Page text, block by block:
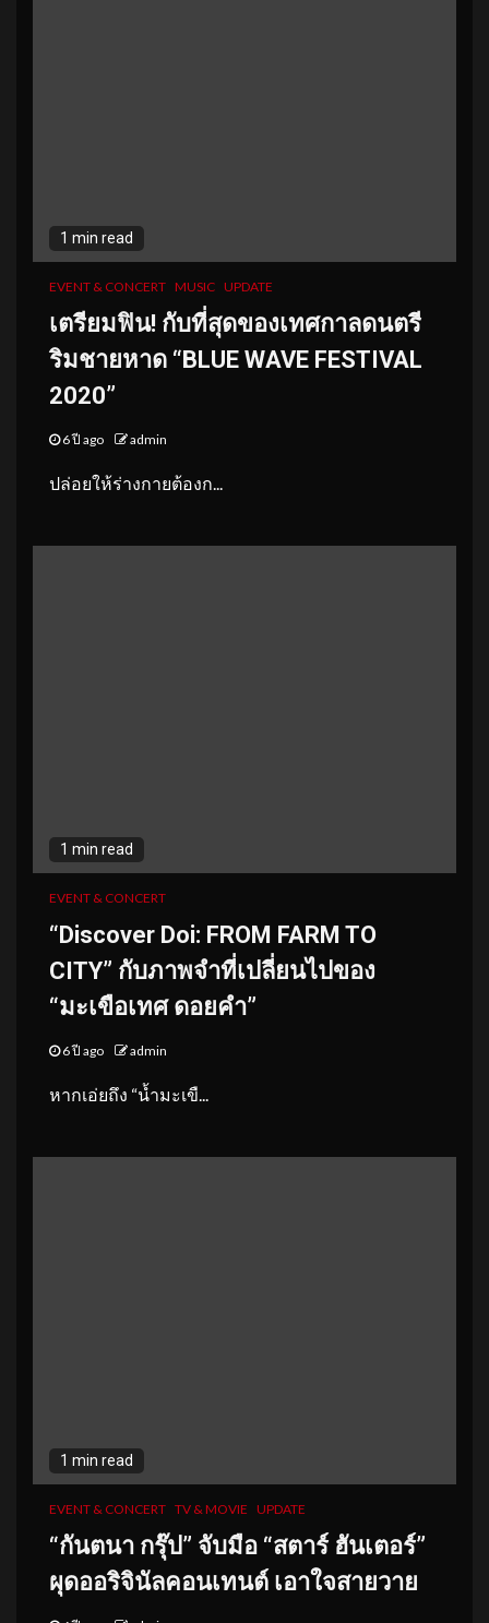
1 min read
EVENT & CONCERT MUSIC UPDATE
เตรียมฟิน! กับที่สุดของเทศกาลดนตรี
ริมชายหาด “BLUE WAVE FESTIVAL
2020”
6 ปี ago admin
ปล่อยให้ร่างกายต้องก...
1 min read
EVENT & CONCERT
“Discover Doi: FROM FARM TO
CITY” กับภาพจำที่เปลี่ยนไปของ
“มะเขือเทศ ดอยคำ”
6 ปี ago admin
หากเอ่ยถึง “น้ำมะเขื...
1 min read
EVENT & CONCERT TV & MOVIE UPDATE
“กันตนา กรุ๊ป” จับมือ “สตาร์ ฮันเตอร์”
ผุดออริจินัลคอนเทนต์ เอาใจสายวาย